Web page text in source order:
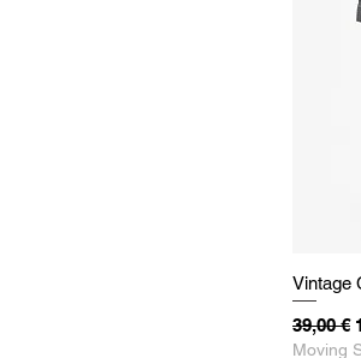
Vintage
39,00 €
Moving